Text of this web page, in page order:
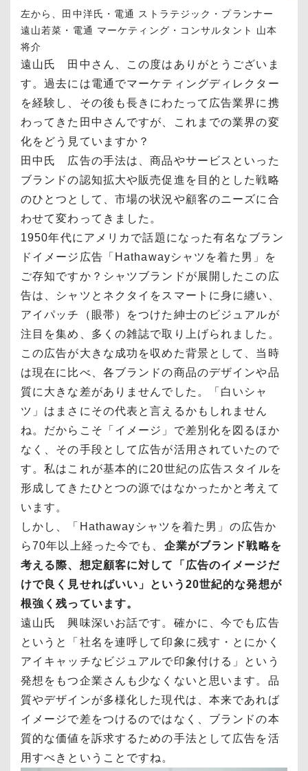
左から、田中洋氏・電通 ストラテジック・プランナー
遠山若菜・電通 マーケティング・コンサルタント 山本
将介
遠山氏 田中さん、この度はありがとうございま
す。過去には電通でマーケティングディレクター
を経験し、その後も長きにわたって広告業界に携
わってきた田中さんですが、これまでの業界の変
化をどう見ていますか？
田中氏 広告の手法は、商品やサービスといった
ブランドの認知拡大や販売促進を目的とした戦略
のひとつとして、市場の状況や顧客のニーズに合
わせて変わってきました。
1950年代にアメリカで話題になった有名なブラン
ドイメージ広告「Hathawayシャツを着た男」を
ご存知ですか？シャツブランドが展開したこの広
告は、シャツとネクタイをスマートに身に纏い、
アイパッチ（眼帯）をつけた紳士のビジュアルが
注目を集め、多くの雑誌で取り上げられました。
この広告が大きな成功を収めた背景として、当時
は現在に比べ、各ブランドの商品のデザインや品
質に大きな差がありませんでした。「白いシャ
ツ」はまさにその代表と言えるかもしれません
ね。だからこそ「イメージ」で差別化を図るほか
なく、その手段として広告が活用されていたので
す。私はこれが基本的に20世紀の広告スタイルを
形成してきたひとつの源ではなかったかと考えて
います。
しかし、「Hathawayシャツを着た男」の広告か
ら70年以上経った今でも、 企業がブランド戦略を
考える際、想定顧客に対して「広告のイメージだ
けで良く見せればいい」という20世紀的な発想が
根強く残っています。
遠山氏 興味深いお話です。確かに、今でも広告
というと「社名を連呼して印象に残す・とにかく
アイキャッチなビジュアルで印象付ける」という
発想をもつ企業さんも少なくないと思います。品
質やデザインが多様化した現代は、本来であれば
イメージで差をつけるのではなく、ブランドの本
質的な価値を訴求するための手法として広告を活
用すべきということですね。